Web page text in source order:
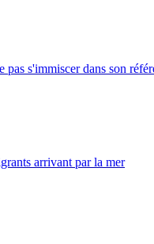
s'immiscer dans son
arrivant par la mer